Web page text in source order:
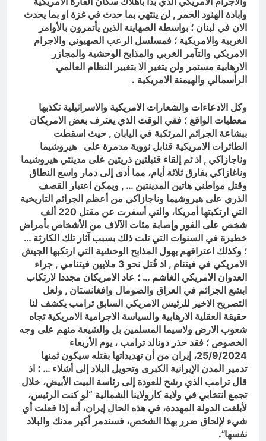
وابادة الهنود الحمر , لن ينتهي بما حدث في غزة او بما يحدث
الان في لبنان ؛ بواسطة الصهاينة الذين يأتمرون بالأوامر
الغربية والامريكية ؛ فمسلسل الرعب الصهيوني والاجرام
الامريكي والتآمر الغربي والمذابح الوحشية والمجازر
الارهابية مستمر ولن يتغير الا بتغيير النظام العالمي
الرأسمالي والهيمنة الامريكية .
وكل الادعاءات والشعارات الامريكية والاسرائيلية تكذبها
معطيات الواقع ؛ ففي الوقت الذي يعترف بعض الامريكان
ببشاعة الجرائم المرتكبة في اليابان , حيث اسقطت
الطائرات الامريكية قنابل نووية مدمرة على هيروشيما
وناجازاكي , اذتم إلقاء قنبلتين ذريتين على مدينتي هيروشيما
وناغازاكي بفارق ثلاثة أيام، مما أدى إلى دمار واسع النطاق
وقتل مواطني هاتين المدينتين … , ويمكن اعتبار القصف
الذري على هيروشيما وناجازاكي من أعظم الجرائم التاريخية
التي ارتكبتها أمريكا، والتي أسفرت عن مقتل 220 ألف
شخص على الفور وإصابة مئات الآلاف من الأشخاص بأمراض
خطيرة في السنوات التي تلت ذلك بسبب آثار تلك الكارثة …
؛ وكذلك اعترافهم بهول المذابح الوحشية التي ارتكبها الجيش
الامريكي في فيتنام , اذ قُتل نحو 3 ملايين فيتنامي , جراء
العدوان الامريكي الغاشم … ؛ عاد الامريكان مجددا لارتكاب
ابشع الجرائم في العراق والصومال وافغانستان , ولعل
التصريح الاخير للرئيس الامريكي السابق ترامب يكشف لنا
حقيقة العقلية الارهابية والسياسة الاجرامية الامريكية تجاه
شعوب الارض ولاسيما المسلمين بل والشيعة منهم على وجه
الخصوص ؛ فقد حذر دونالد ترامب ، يوم الأربعاء
25/9/2024، إيران من أن تهديداتها بقتله سيكون ثمنها
تدمير المدن الإيرانية الكبرى وتحويل البلاد إلى أشلاء … ؛ اذ
قال ترامب الذي رشح للعودة إلى رئاسة البيت الأبيض، خلال
تجمع انتخابي في ولاية كارولاينا الشمالية “لو كنت الرئيس،
لأبلغت الدولة المهددة، في هذه الحال إيران، أنه إذا فعلت أي
شيء لإلحاق ضرر بهذا الشخص، فسندمر أكبر مدنك والبلاد
نفسها”.